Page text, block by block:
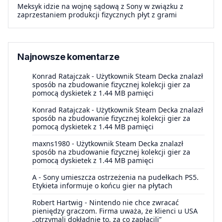
Meksyk idzie na wojnę sądową z Sony w związku z
zaprzestaniem produkcji fizycznych płyt z grami
Najnowsze komentarze
Konrad Ratajczak - Użytkownik Steam Decka znalazł
sposób na zbudowanie fizycznej kolekcji gier za
pomocą dyskietek z 1.44 MB pamięci
Konrad Ratajczak - Użytkownik Steam Decka znalazł
sposób na zbudowanie fizycznej kolekcji gier za
pomocą dyskietek z 1.44 MB pamięci
maxns1980 - Użytkownik Steam Decka znalazł
sposób na zbudowanie fizycznej kolekcji gier za
pomocą dyskietek z 1.44 MB pamięci
A - Sony umieszcza ostrzeżenia na pudełkach PS5.
Etykieta informuje o końcu gier na płytach
Robert Hartwig - Nintendo nie chce zwracać
pieniędzy graczom. Firma uważa, że klienci u USA
„otrzymali dokładnie to, za co zapłacili”